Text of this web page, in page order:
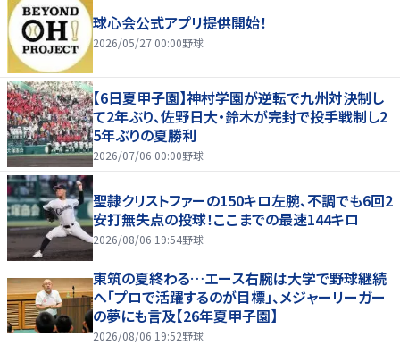
球心会公式アプリ提供開始！
2026/05/27 00:00野球
【6日夏甲子園】神村学園が逆転で九州対決制し
て2年ぶり、佐野日大・鈴木が完封で投手戦制し2
5年ぶりの夏勝利
2026/07/06 00:00野球
聖隷クリストファーの150キロ左腕、不調でも6回2
安打無失点の投球！ここまでの最速144キロ
2026/08/06 19:54野球
東筑の夏終わる…エース右腕は大学で野球継続
へ「プロで活躍するのが目標」、メジャーリーガー
の夢にも言及【26年夏甲子園】
2026/08/06 19:52野球